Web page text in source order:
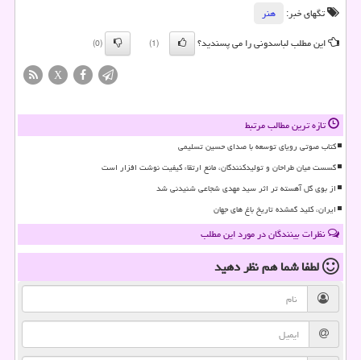
تگهای خبر:
هنر
این مطلب لباسدونی را می پسندید؟
(1)
(0)
X
تازه ترین مطالب مرتبط
کتاب صوتی رویای توسعه با صدای حسین تسلیمی
گسست میان طراحان و تولیدکنندگان، مانع ارتقاء کیفیت نوشت افزار است
از بوی گل آهسته تر اثر سید مهدی شجاعی شنیدنی شد
ایران، کلید گمشده تاریخ باغ های جهان
نظرات بینندگان در مورد این مطلب
لطفا شما همنظر دهید